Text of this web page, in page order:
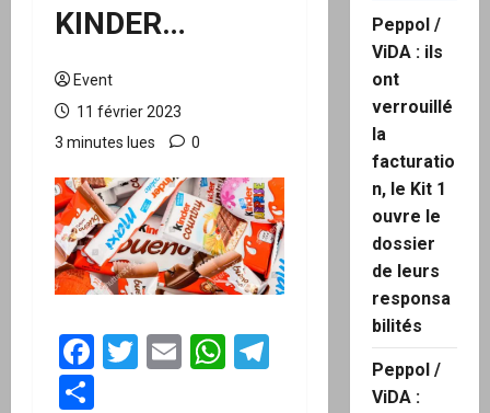
KINDER…
Event
11 février 2023
3 minutes lues
0
Facebook
Twitter
EmailWhatsApp
Telegram
Peppol /
ViDA : ils
ont
verrouillé
la
facturatio
n, le Kit 1
ouvre le
dossier
de leurs
responsa
bilités
Peppol /
ViDA :